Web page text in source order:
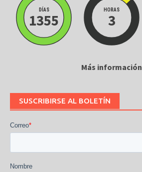
DÍAS
1355
HORAS
3
Más información
SUSCRIBIRSE AL BOLETÍN